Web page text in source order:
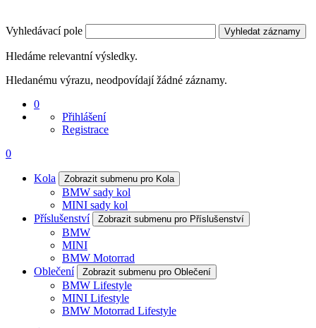
Vyhledávací pole Vyhledat záznamy
Hledáme relevantní výsledky.
Hledanému výrazu, neodpovídají žádné záznamy.
0
Přihlášení
Registrace
0
Kola Zobrazit submenu pro Kola
BMW sady kol
MINI sady kol
Příslušenství
Zobrazit submenu pro Příslušenství
BMW
MINI
BMW Motorrad
Oblečení
Zobrazit submenu pro Oblečení
BMW Lifestyle
MINI Lifestyle
BMW Motorrad Lifestyle